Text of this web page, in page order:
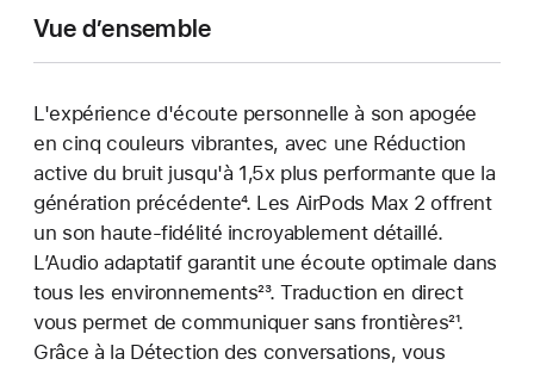
Vue d’ensemble
L'expérience d'écoute personnelle à son apogée
en cinq couleurs vibrantes, avec une Réduction
active du bruit jusqu'à 1,5x plus performante que la
génération précédenteNote
de
bas
de
page
⁴. Les AirPods Max 2 offrent
un son haute-fidélité incroyablement détaillé.
L’Audio adaptatif garantit une écoute optimale dans
tous les environnementsnull
²³. Traduction en direct
vous permet de communiquer sans frontièresNote
²¹.
Grâce à la Détection des conversations, vous